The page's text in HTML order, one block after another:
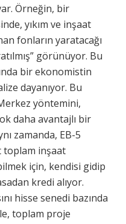
Örneğin, bir
yıkım ve inşaat
fonların yaratacağı
görünüyor. Bu
bir ekonomistin
dayanıyor. Bu
yöntemini,
daha avantajlı bir
zamanda, EB-5
toplam inşaat
için, kendisi gidip
kredi alıyor.
hisse senedi bazında
toplam proje